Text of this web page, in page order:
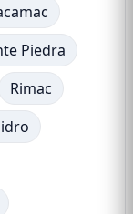
Piedra
Rimac